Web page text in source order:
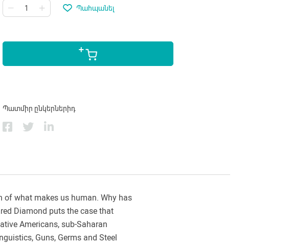
Պահպանել
Պատմիր ընկերներիդ
of what makes us human. Why has
Diamond puts the case that
Americans, sub-Saharan
Guns, Germs and Steel